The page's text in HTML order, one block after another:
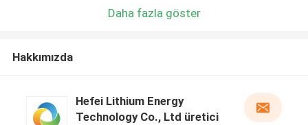
Daha fazla göster
Hakkımızda
Hefei Lithium Energy
Technology Co., Ltd üretici